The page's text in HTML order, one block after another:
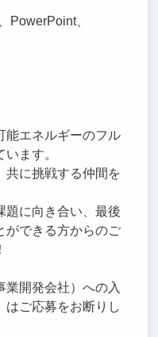
PowerPoint、
能エネルギーのフル
ます。
共に挑戦する仲間を
題に向き合い、最後
ができる方からのご
開発会社）への入
はご応募をお断りし